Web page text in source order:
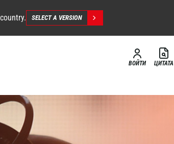
SELECT A VERSION
ВОЙТИ ЦИТАТА